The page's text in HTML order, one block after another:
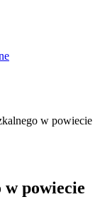
w powiecie
powiecie